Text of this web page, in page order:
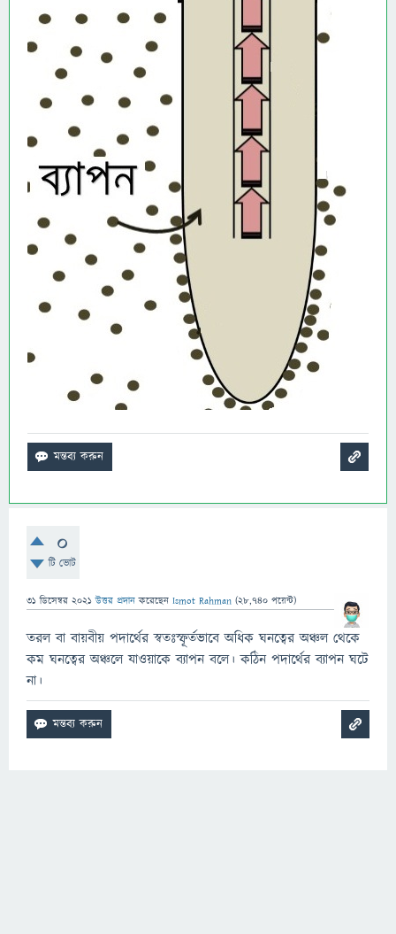
0
টি ভোট
31 ডিসেম্বর 2021 উত্তর প্রদান করেছেন Ismot Rahman (28,740 পয়েন্ট)
তরল বা বায়বীয় পদার্থের স্বতঃস্ফূর্তভাবে অধিক ঘনত্বের অঞ্চল থেকে
কম ঘনত্বের অঞ্চলে যাওয়াকে ব্যাপন বলে। কঠিন পদার্থের ব্যাপন ঘটে
না।